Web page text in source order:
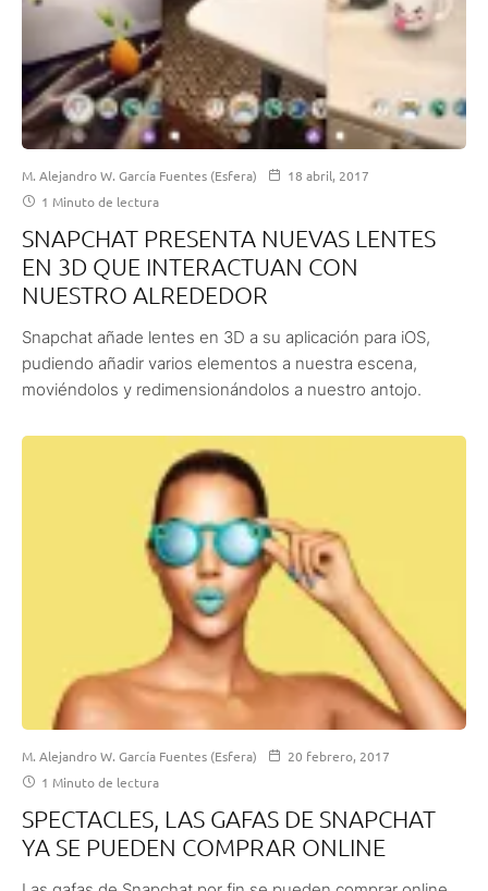
M. Alejandro W. García Fuentes (Esfera)
18 abril, 2017
1 Minuto de lectura
SNAPCHAT PRESENTA NUEVAS LENTES
EN 3D QUE INTERACTUAN CON
NUESTRO ALREDEDOR
Snapchat añade lentes en 3D a su aplicación para iOS,
pudiendo añadir varios elementos a nuestra escena,
moviéndolos y redimensionándolos a nuestro antojo.
M. Alejandro W. García Fuentes (Esfera)
20 febrero, 2017
1 Minuto de lectura
SPECTACLES, LAS GAFAS DE SNAPCHAT
YA SE PUEDEN COMPRAR ONLINE